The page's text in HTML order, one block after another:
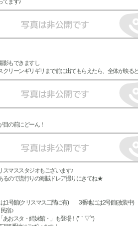
てます♪
影もできますし
クリーンギリギリまで前に出てもらえたら、全体が映る
目の前にどーん！
スマススタジオもございます♪
るので流行りの海賊ドレア撮りにきてね★
は1号館(クリスマス二階に有) 3番地には2号館(改装中)
宿♪
あおスタ・姉妹館・」も登場！(*｀▽´*)